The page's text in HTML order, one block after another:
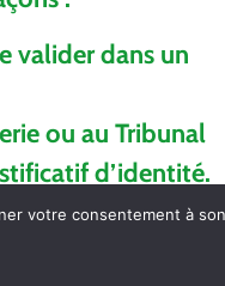
valider dans un
ou au Tribunal
d’identité.
mandataire (la
être retrouvé
votre consentement à